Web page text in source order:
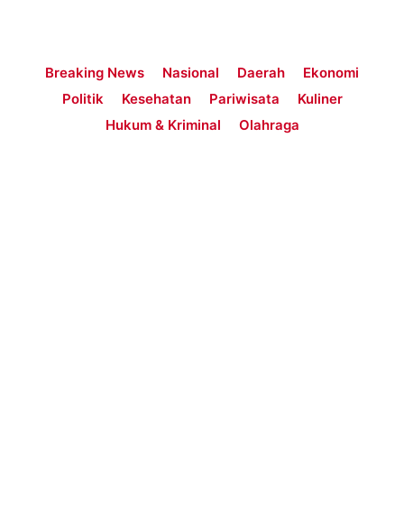
Breaking News Nasional Daerah
Ekonomi
Politik
Kesehatan Pariwisata
Kuliner
Hukum & Kriminal
Olahraga